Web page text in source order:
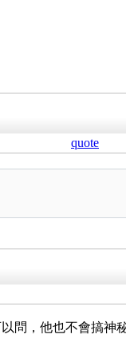
quote
，他也不會搞神